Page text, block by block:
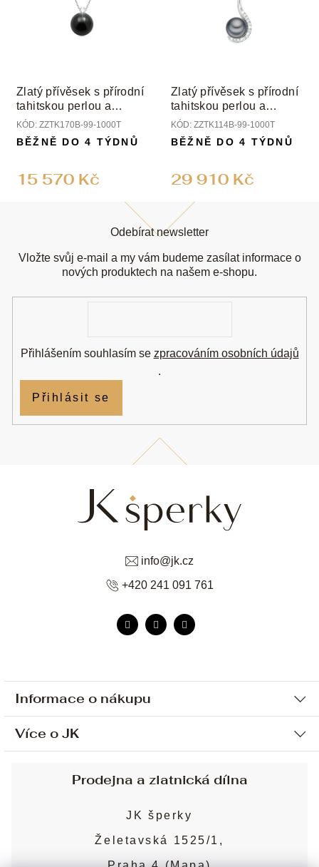
Zlatý přívěsek s přírodní
tahitskou perlou a
diamantem
KÓD: ZZTK170B-99-1000T
15 570 Kč
BĚŽNĚ DO 4 TÝDNŮ
Zlatý přívěsek s přírodní
tahitskou perlou a
diamanty
KÓD: ZZTK114B-99-1000T
29 910 Kč
BĚŽNĚ DO 4 TÝDNŮ
Informace o nákupu
Ochrana osobních údajů
Sjednání osobní schůzky
Obchodní podmínky
Puncovní značky
Více o JK
info@jk.cz
+420 241 091 761
Odebírat newsletter
Vložte svůj e-mail a my vám budeme zasílat informace o
nových produktech na našem e-shopu.
Přihlášením souhlasím se zpracováním osobních údajů
.
Přihlásit se
Prodejna a zlatnická dílna
JK šperky
Želetavská 1525/1,